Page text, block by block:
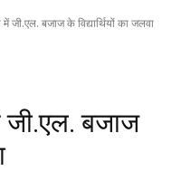
जी.एल. बजाज के विद्यार्थियों का जलवा
जी.एल. बजाज